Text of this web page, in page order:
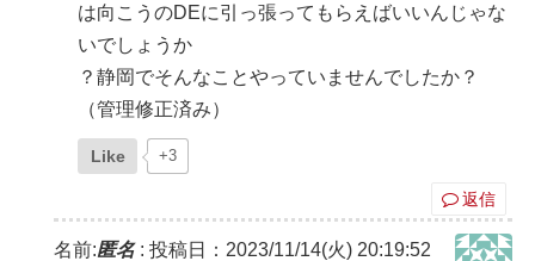
は向こうのDEに引っ張ってもらえばいいんじゃな
いでしょうか
？静岡でそんなことやっていませんでしたか？
（管理修正済み）
Like +3
返信
名前:匿名: 投稿日：2023/11/14(火) 20:19:52